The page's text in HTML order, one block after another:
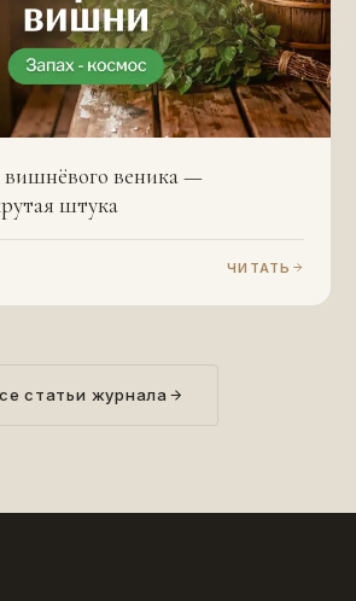
вишнёвого веника —
штука
ЧИТАТЬ
статьи журнала